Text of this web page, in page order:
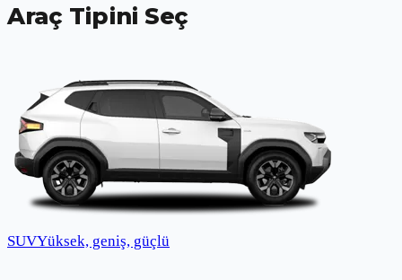
Araç Tipini Seç
SUVYüksek, geniş, güçlü